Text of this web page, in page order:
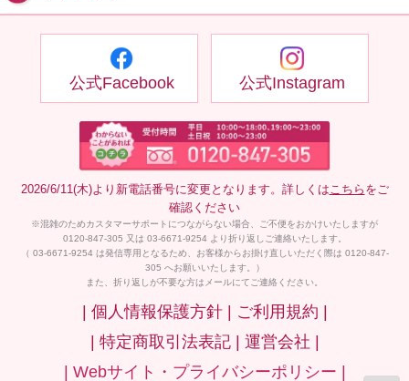
公式Facebook 公式Instagram
2026/6/11(木)より新電話番号に変更となります。詳しくは こちら をご
確認ください
※混雑のためカスタマーサポートにつながらない場合、ご不便をおかけいたしますが
0120-847-305 又は 03-6671-9254 より折り返しご連絡いたします。
（ 03-6671-9254 は発信専用となるため、お客様からお掛け直しいただく際は 0120-847-
305 へお願いいたします。）
また、折り返しが不要な方はメールにてご連絡ください。
| 個人情報保護方針 | ご利用規約 |
| 特定商取引法表記 | 運営会社 |
| Webサイト・プライバシーポリシー |